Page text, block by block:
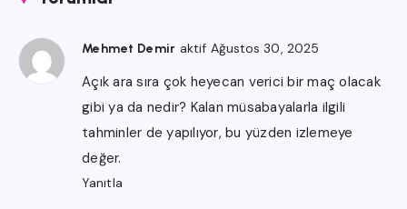
Mehmet Demir aktif Ağustos 30, 2025
Açık ara sıra çok heyecan verici bir maç olacak
gibi ya da nedir? Kalan müsabayalarla ilgili
tahminler de yapılıyor, bu yüzden izlemeye
değer.
Yanıtla